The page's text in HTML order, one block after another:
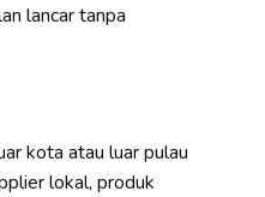
lancar tanpa
kota atau luar pulau
lokal, produk